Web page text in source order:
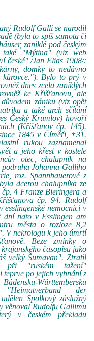
Rudolf Galli se narodil
(byla to spíš samota či
zaniklé pod českým
také "Mýtina" (viz web
české" /Jan Elias 1908/:
domky to nedávno
kůrovce."). Bylo to prý v
dnes zcela zaniklých
ke Křišťanovu, ale
zániku (viz opět
a také arch sčítání
Český Krumlov) hovoří
(Křišťanov čp. 145).
1845 v Číměři, †31.
rukou zaznamenal
a jeho křest v kostele
otec, chalupník na
Johanna Galliho
roz. Spannbauerové z
dcerou chalupníka ze
čp. 4 Franze Bieringera a
čp. 94. Rudolf
nemocnici v
nato v Esslingen am
města o rozloze 8,2
V nekrologu k jeho úmrtí
Beze zmínky o
časopisu jako
velký Šumavan". Ztratil
"ruském tažení"
teprve po jejich vyhnání z
Württembersku
der
Spolkový záslužný
věnoval Rudolfu Gallimu
v českém překladu